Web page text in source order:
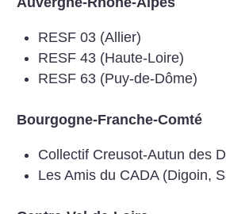
RESF 03 (Allier)
RESF 43 (Haute-Loire)
RESF 63 (Puy-de-Dôme)
Bourgogne-Franche-Comté
Collectif Creusot-Autun des
Les Amis du CADA (Digoin,